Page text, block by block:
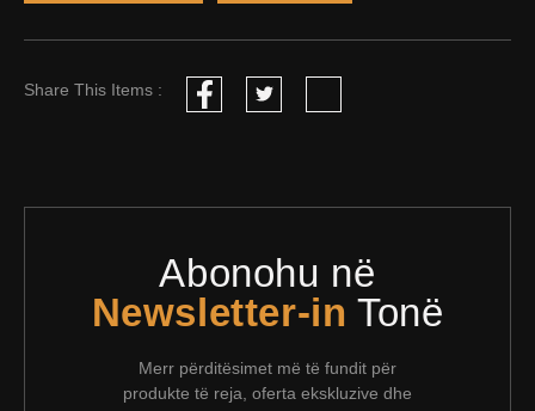
Share This Items :
Abonohu në
Newsletter-in Tonë
Merr përditësimet më të fundit për
produkte të reja, oferta ekskluzive dhe